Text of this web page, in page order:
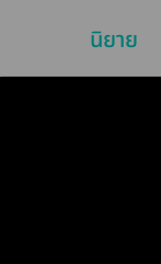
นิยาย